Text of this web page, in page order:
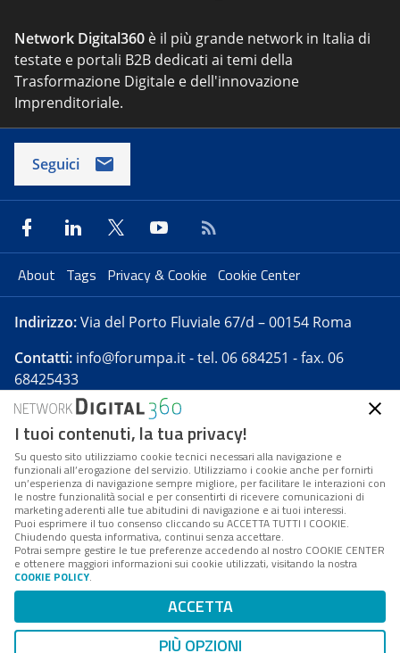
Network Digital360 è il più grande network in Italia di
testate e portali B2B dedicati ai temi della
Trasformazione Digitale e dell'innovazione
Imprenditoriale.
Seguici
About Tags Privacy & Cookie Cookie Center
Indirizzo:Via del Porto Fluviale 67/d – 00154 Roma
Contatti: info@forumpa.it- tel. 06 684251 - fax. 06
68425433
Forumpa.itè una pubblicazione telematica iscritta
presso Registro della stampa del Tribunale di Roma -
Reg. n. 182 del 2 maggio 2008 - Direttore resp. Michela
Stentella
FPA s.r.l. è società soggetta a Direzione e
Coordinamento da parte di Digital360 S.p.A. - FPA s.r.l.
è un'azienda certificata per il sistema di management
Codice Fiscale/Partita IVA n. 10693191008 - R.E.A. Roma
n. 1249791. ISP AWS
Mappa del sito
I tuoi contenuti, la tua privacy!
Su questo sito utilizziamo cookie tecnici necessari alla navigazione e
funzionali all’erogazione del servizio. Utilizziamo i cookie anche per fornirti
un’esperienza di navigazione sempre migliore, per facilitare le interazioni con
le nostre funzionalità social e per consentirti di ricevere comunicazioni di
marketing aderenti alle tue abitudini di navigazione e ai tuoi interessi.
Puoi esprimere il tuo consenso cliccando su ACCETTA TUTTI I COOKIE.
Chiudendo questa informativa, continui senza accettare.
Potrai sempre gestire le tue preferenze accedendo al nostro COOKIE CENTER
e ottenere maggiori informazioni sui cookie utilizzati, visitando la nostra
COOKIE POLICY.
ACCETTA
PIÙ OPZIONI